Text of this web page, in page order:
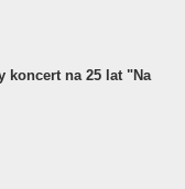
koncert na 25 lat "Na